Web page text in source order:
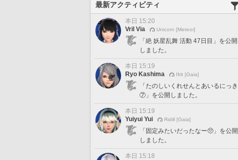
最新アクティビティ
本日 15:20
Vril Via
Unicorn [Meteor]
「絶 妖星乱舞 活動 47日目」を公開
しました。
本日 15:19
Ryo Kashima
Ifrit [Gaia]
「たのしいくれせんとあいるにっき
⑦」を公開しました。
本日 15:19
Yuiyui Yui
Ridill [Gaia]
「固定みたいだったなー🥺」を公開
しました。
本日 15:18